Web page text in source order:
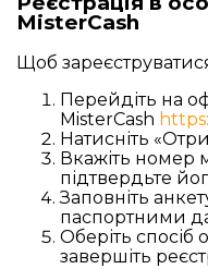
MisterCash
Щоб
Перейдіть на
MisterCash
Натисніть
Вкажіть номер
підтвердьте
Заповніть
паспортними
Оберіть спосіб
завершіть